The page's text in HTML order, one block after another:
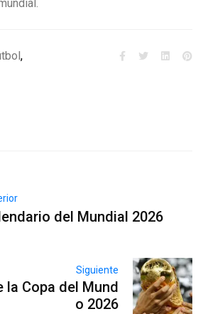
,
del Mundial 2026
Siguiente
la Copa del Mund
o 2026